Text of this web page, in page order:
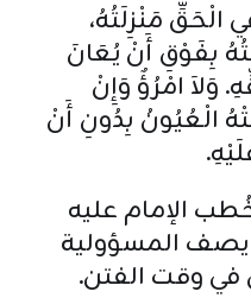
مَنْزِلَتُهُ،
بِفَوْقِ أَنْ يُعَانَ
وَلاَ امْرُؤٌ وَإِنْ
الْعُيُونُ بِدُونِ أَنْ
الإمام عليه
يصف المسؤولية
في وقت الفتن.